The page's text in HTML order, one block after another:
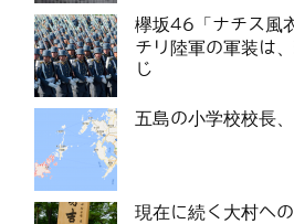
欅坂46「ナチス風
チリ陸軍の軍装は
じ
五島の小学校校長
現在に続く大村へ